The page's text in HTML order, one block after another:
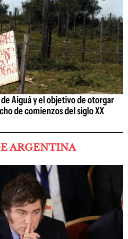
Aiguá y el objetivo de otorgar
de comienzos del siglo XX
ARGENTINA